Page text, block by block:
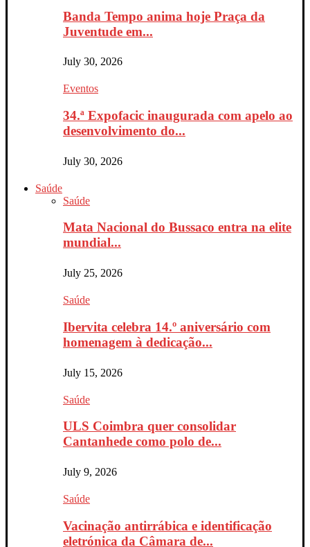
Banda Tempo anima hoje Praça da
Juventude em...
July 30, 2026
Eventos
34.ª Expofacic inaugurada com apelo ao
desenvolvimento do...
July 30, 2026
Saúde
Saúde
Mata Nacional do Bussaco entra na elite
mundial...
July 25, 2026
Saúde
Ibervita celebra 14.º aniversário com
homenagem à dedicação...
July 15, 2026
Saúde
ULS Coimbra quer consolidar
Cantanhede como polo de...
July 9, 2026
Saúde
Vacinação antirrábica e identificação
eletrónica da Câmara de...